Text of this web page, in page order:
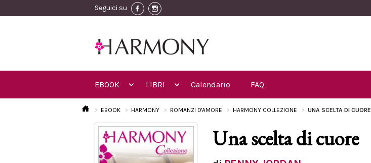
Seguici su
EBOOK LIBRI Calendario FAQ
EBOOK HARMONY ROMANZI D'AMORE HARMONY COLLEZIONE UNA SCELTA DI CUORE
Una scelta di cuore